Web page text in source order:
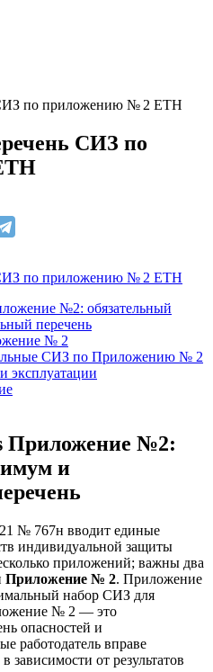
СИЗ по приложению № 2 ЕТН
СИЗ по
№2: обязательный
перечень
№ 2
СИЗ по Приложению № 2
эксплуатации
Приложение №2:
и
№ 767н вводит единые
индивидуальной защиты
приложений; важны два
Приложение № 2. Приложение
набор СИЗ для
№ 2 — это
опасностей и
работодатель вправе
от результатов